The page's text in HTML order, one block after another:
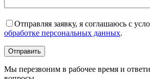
Отправляя заявку, я соглашаюсь с
обработке персональных данных.
Мы перезвоним в рабочее время и